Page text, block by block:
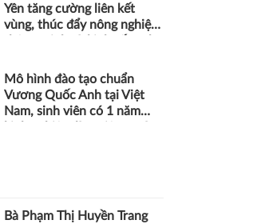
Yên tăng cường liên kết
vùng, thúc đẩy nông nghiệp
Mô hình đào tạo chuẩn
Vương Quốc Anh tại Việt
Nam, sinh viên có 1 năm
Bà Phạm Thị Huyền Trang